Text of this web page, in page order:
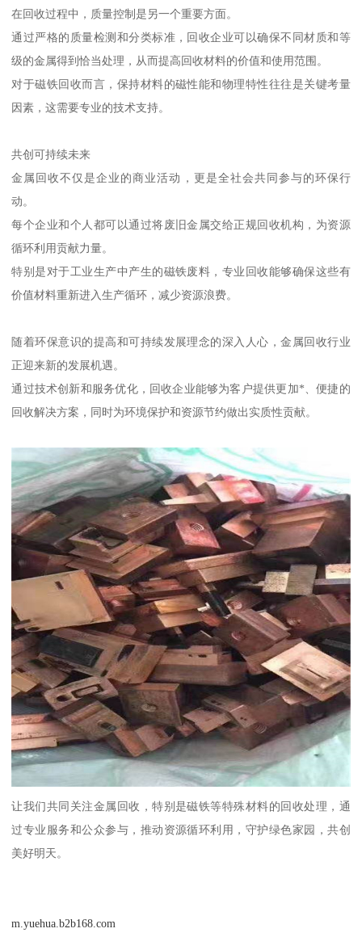
在回收过程中，质量控制是另一个重要方面。
通过严格的质量检测和分类标准，回收企业可以确保不同材质和等
级的金属得到恰当处理，从而提高回收材料的价值和使用范围。
对于磁铁回收而言，保持材料的磁性能和物理特性往往是关键考量
因素，这需要专业的技术支持。
共创可持续未来
金属回收不仅是企业的商业活动，更是全社会共同参与的环保行
动。
每个企业和个人都可以通过将废旧金属交给正规回收机构，为资源
循环利用贡献力量。
特别是对于工业生产中产生的磁铁废料，专业回收能够确保这些有
价值材料重新进入生产循环，减少资源浪费。
随着环保意识的提高和可持续发展理念的深入人心，金属回收行业
正迎来新的发展机遇。
通过技术创新和服务优化，回收企业能够为客户提供更加*、便捷的
回收解决方案，同时为环境保护和资源节约做出实质性贡献。
让我们共同关注金属回收，特别是磁铁等特殊材料的回收处理，通
过专业服务和公众参与，推动资源循环利用，守护绿色家园，共创
美好明天。
m.yuehua.b2b168.com